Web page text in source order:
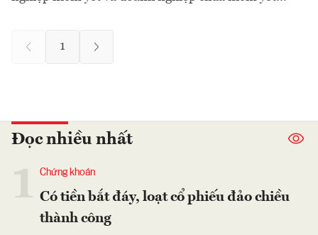
1
Đọc nhiều nhất
Chứng khoán
Có tiền bắt đáy, loạt cổ phiếu đảo chiều
thành công